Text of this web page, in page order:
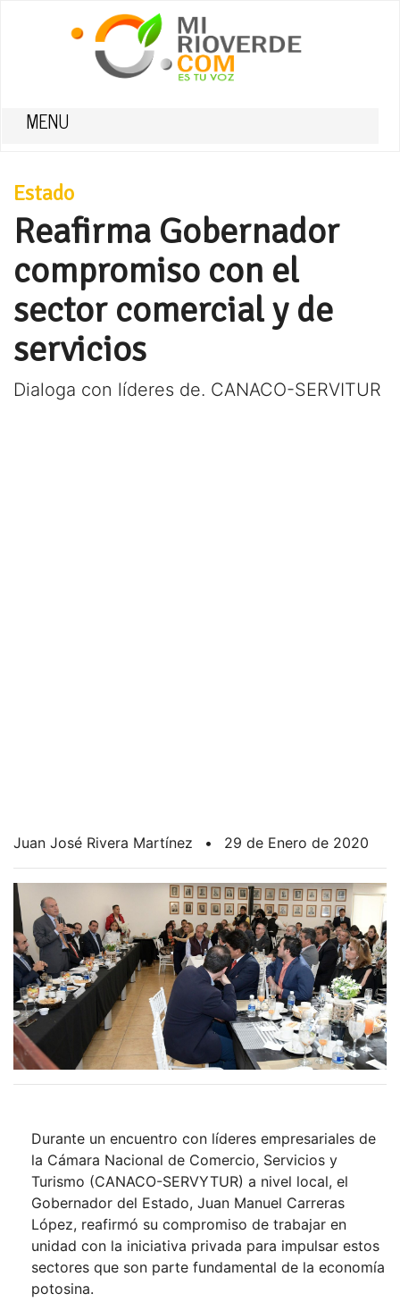
MENU
Estado
Reafirma Gobernador
compromiso con el
sector comercial y de
servicios
Dialoga con líderes de. CANACO-SERVITUR
Juan José Rivera Martínez • 29 de Enero de 2020
Durante un encuentro con líderes empresariales de
la Cámara Nacional de Comercio, Servicios y
Turismo (CANACO-SERVYTUR) a nivel local, el
Gobernador del Estado, Juan Manuel Carreras
López, reafirmó su compromiso de trabajar en
unidad con la iniciativa privada para impulsar estos
sectores que son parte fundamental de la economía
potosina.